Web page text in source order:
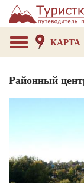
КАРТА
Районный